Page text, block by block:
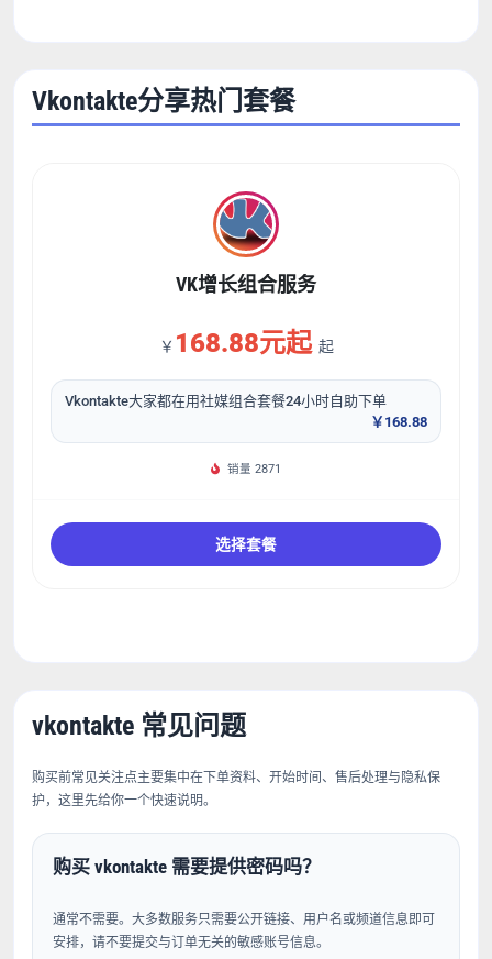
Vkontakte分享热门套餐
VK增长组合服务
￥ 168.88元起 起
Vkontakte大家都在用社媒组合套餐24小时自助下单
￥168.88
销量 2871
选择套餐
vkontakte 常见问题
购买前常见关注点主要集中在下单资料、开始时间、售后处理与隐私保
护，这里先给你一个快速说明。
购买 vkontakte 需要提供密码吗？
通常不需要。大多数服务只需要公开链接、用户名或频道信息即可
安排，请不要提交与订单无关的敏感账号信息。